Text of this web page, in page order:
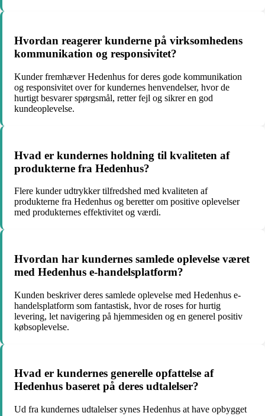
Hvordan reagerer kunderne på virksomhedens
kommunikation og responsivitet?
Kunder fremhæver Hedenhus for deres gode kommunikation
og responsivitet over for kundernes henvendelser, hvor de
hurtigt besvarer spørgsmål, retter fejl og sikrer en god
kundeoplevelse.
Hvad er kundernes holdning til kvaliteten af
produkterne fra Hedenhus?
Flere kunder udtrykker tilfredshed med kvaliteten af
produkterne fra Hedenhus og beretter om positive oplevelser
med produkternes effektivitet og værdi.
Hvordan har kundernes samlede oplevelse været
med Hedenhus e-handelsplatform?
Kunden beskriver deres samlede oplevelse med Hedenhus e-
handelsplatform som fantastisk, hvor de roses for hurtig
levering, let navigering på hjemmesiden og en generel positiv
købsoplevelse.
Hvad er kundernes generelle opfattelse af
Hedenhus baseret på deres udtalelser?
Ud fra kundernes udtalelser synes Hedenhus at have opbygget